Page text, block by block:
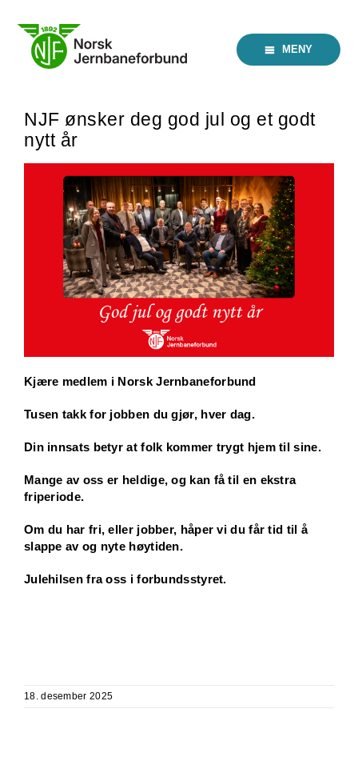
content
MENY
NJF ønsker deg god jul og et godt
nytt år
Kjære medlem i Norsk Jernbaneforbund
Tusen takk for jobben du gjør, hver dag.
Din innsats betyr at folk kommer trygt hjem til sine.
Mange av oss er heldige, og kan få til en ekstra
friperiode.
Om du har fri, eller jobber, håper vi du får tid til å
slappe av og nyte høytiden.
Julehilsen fra oss i forbundsstyret.
18. desember 2025